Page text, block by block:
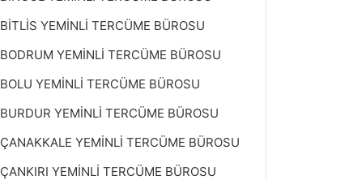
BİTLİS YEMİNLİ TERCÜME BÜROSU
BODRUM YEMİNLİ TERCÜME BÜROSU
BOLU YEMİNLİ TERCÜME BÜROSU
BURDUR YEMİNLİ TERCÜME BÜROSU
ÇANAKKALE YEMİNLİ TERCÜME BÜROSU
ÇANKIRI YEMİNLİ TERCÜME BÜROSU